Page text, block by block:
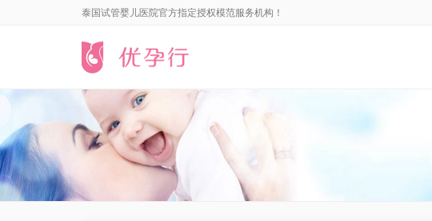
泰国试管婴儿医院官方指定授权模范服务机构！